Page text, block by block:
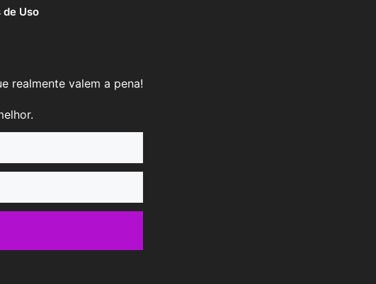
de Uso
realmente valem a pena!